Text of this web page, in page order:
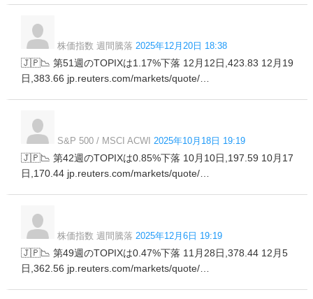
株価指数 週間騰落 2025年12月20日 18:38
🇯🇵📉 第51週のTOPIXは1.17%下落 12月12日,423.83 12月19
日,383.66 jp.reuters.com/markets/quote/…
S&P 500 / MSCI ACWI 2025年10月18日 19:19
🇯🇵📉 第42週のTOPIXは0.85%下落 10月10日,197.59 10月17
日,170.44 jp.reuters.com/markets/quote/…
株価指数 週間騰落 2025年12月6日 19:19
🇯🇵📉 第49週のTOPIXは0.47%下落 11月28日,378.44 12月5
日,362.56 jp.reuters.com/markets/quote/…